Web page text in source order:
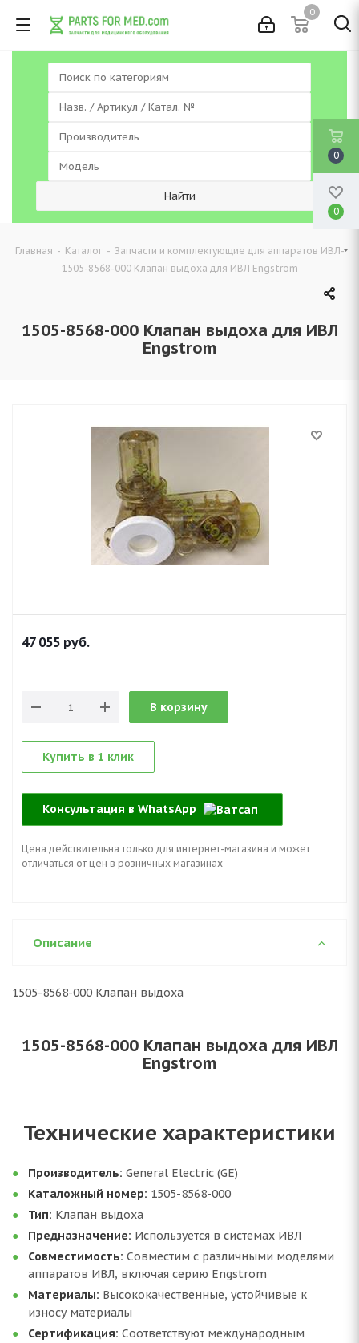
0
Главная - Каталог - Запчасти и комплектующие для аппаратов ИВЛ-
1505-8568-000 Клапан выдоха для ИВЛ Engstrom
1505-8568-000 Клапан выдоха для ИВЛ
Engstrom
47 055 руб.
В корзину
Купить в 1 клик
Консультация в WhatsApp
Цена действительна только для интернет-магазина и может
отличаться от цен в розничных магазинах
Описание
1505-8568-000 Клапан выдоха
1505-8568-000 Клапан выдоха для ИВЛ
Engstrom
Технические характеристики
Производитель: General Electric (GE)
Каталожный номер: 1505-8568-000
Тип: Клапан выдоха
Предназначение: Используется в системах ИВЛ
Совместимость: Совместим с различными моделями
аппаратов ИВЛ, включая серию Engstrom
Материалы: Высококачественные, устойчивые к
износу материалы
Сертификация: Соответствуют международным
0
0